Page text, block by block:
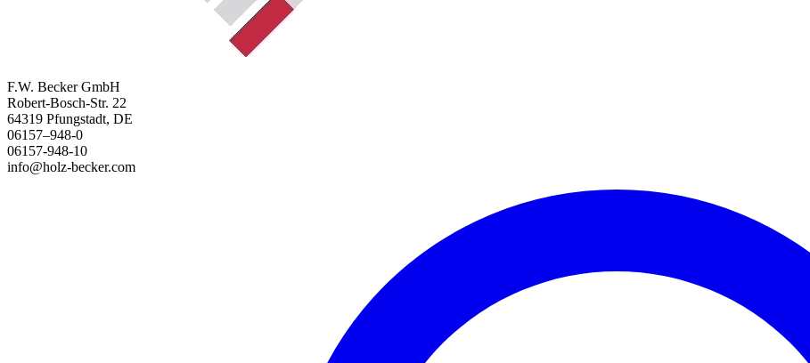
F.W. Becker GmbH
Robert-Bosch-Str. 22
64319 Pfungstadt, DE
06157–948-0
06157-948-10
info@holz-becker.com